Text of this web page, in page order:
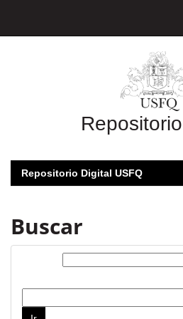
Repositorio
Repositorio Digital USFQ
Buscar